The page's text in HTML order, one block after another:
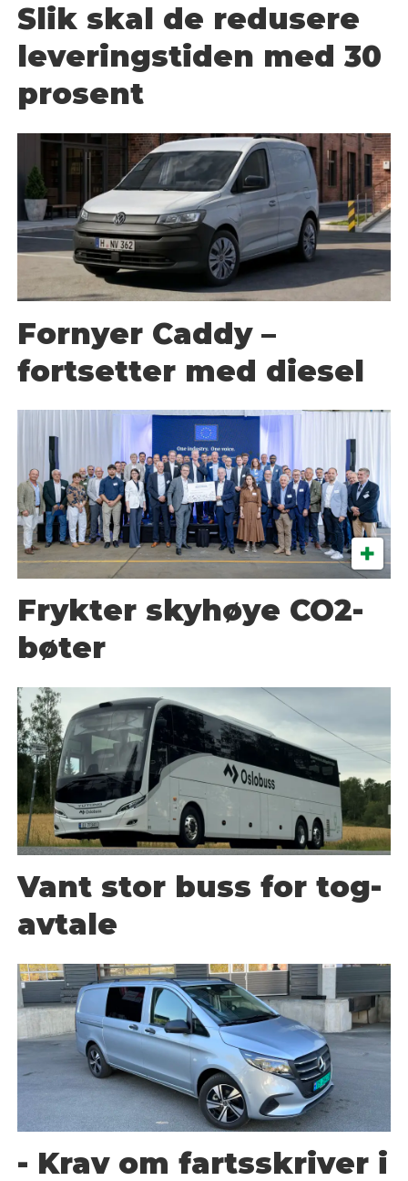
Slik skal de redusere
leveringstiden med 30
prosent
Fornyer Caddy –
fortsetter med diesel
Frykter skyhøye CO2-
bøter
Vant stor buss for tog-
avtale
- Krav om fartsskriver i